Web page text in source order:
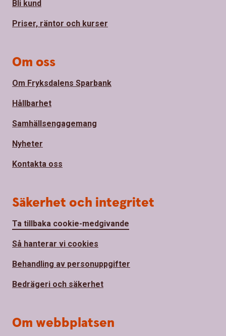
Bli kund
Priser, räntor och kurser
Om oss
Om Fryksdalens Sparbank
Hållbarhet
Samhällsengagemang
Nyheter
Kontakta oss
Säkerhet och integritet
Ta tillbaka cookie-medgivande
Så hanterar vi cookies
Behandling av personuppgifter
Bedrägeri och säkerhet
Om webbplatsen